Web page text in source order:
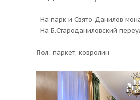
На парк и Свято-Данилов
На Б.Староданиловский
Пол: паркет, ковролин